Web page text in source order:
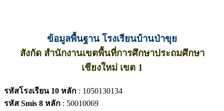
ข้อมูลพื้นฐาน โรงเรียนบ้านป่าขุย
สังกัด สำนักงานเขตพื้นที่การศึกษาประถมศึกษา
เชียงใหม่ เขต 1
รหัสโรงเรียน 10 หลัก : 1050130134
รหัส Smis 8 หลัก : 50010069